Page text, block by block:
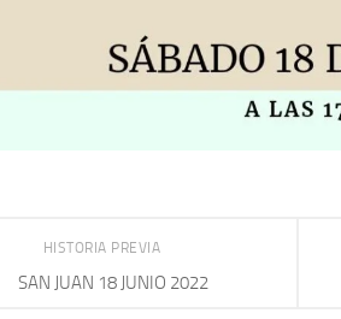
HISTORIA PREVIA
SAN JUAN 18 JUNIO 2022